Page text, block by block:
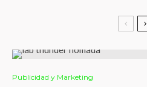
Publicidad y Marketing